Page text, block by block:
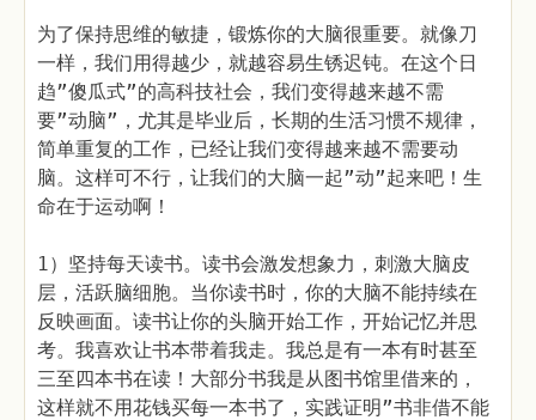
为了保持思维的敏捷，锻炼你的大脑很重要。就像刀
一样，我们用得越少，就越容易生锈迟钝。在这个日
趋”傻瓜式”的高科技社会，我们变得越来越不需
要”动脑”，尤其是毕业后，长期的生活习惯不规律，
简单重复的工作，已经让我们变得越来越不需要动
脑。这样可不行，让我们的大脑一起”动”起来吧！生
命在于运动啊！
1）坚持每天读书。读书会激发想象力，刺激大脑皮
层，活跃脑细胞。当你读书时，你的大脑不能持续在
反映画面。读书让你的头脑开始工作，开始记忆并思
考。我喜欢让书本带着我走。我总是有一本有时甚至
三至四本书在读！大部分书我是从图书馆里借来的，
这样就不用花钱买每一本书了，实践证明”书非借不能